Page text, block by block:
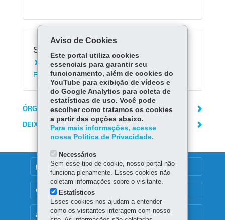
Serviços Relacionados:
Registrar solicitação no Protocolo Geral do
Estado do Paraná
ÓRGÃO RESPONSÁVEL
DEIXE SUA OPINIÃO
MAPA DO SITE
DENUNCIE CORRUPÇÃO
OUVIDORIA
Aviso de Cookies
Este portal utiliza cookies
essenciais para garantir seu
funcionamento, além de cookies do
YouTube para exibição de vídeos e
do Google Analytics para coleta de
estatísticas de uso. Você pode
escolher como tratamos os cookies
a partir das opções abaixo.
Para mais informações, acesse
nossa Política de Privacidade.
Necessários
Sem esse tipo de cookie, nosso portal não
funciona plenamente. Esses cookies não
coletam informações sobre o visitante.
Estatísticos
Esses cookies nos ajudam a entender
como os visitantes interagem com nosso